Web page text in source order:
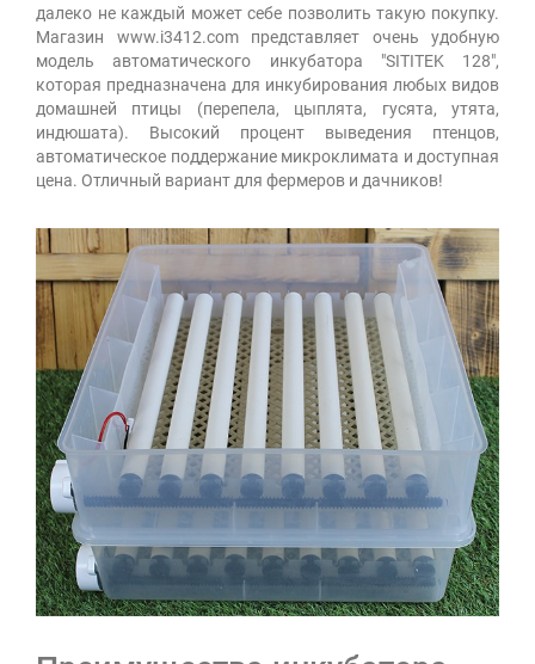
далеко не каждый может себе позволить такую покупку.
Магазин www.i3412.com представляет очень удобную
модель автоматического инкубатора "SITITEK 128",
которая предназначена для инкубирования любых видов
домашней птицы (перепела, цыплята, гусята, утята,
индюшата). Высокий процент выведения птенцов,
автоматическое поддержание микроклимата и доступная
цена. Отличный вариант для фермеров и дачников!